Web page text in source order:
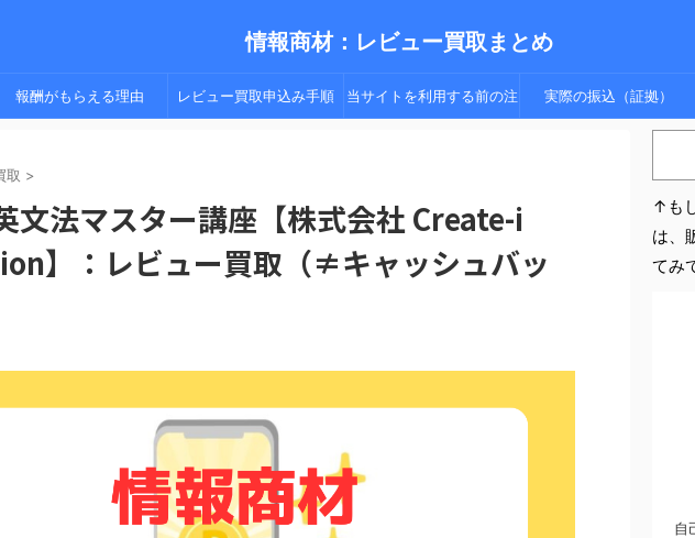
情報商材：レビュー買取まとめ
報酬がもらえる理由 レビュー買取申込み手順 当サイトを利用する前の注 実際の振込（証拠）
取 >
文法マスター講座【株式会社 Create-i
】：レビュー買取（≠キャッシュバッ
↑も
は、
てみ
自